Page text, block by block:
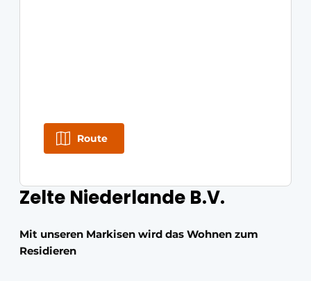
Zelte Niederlande B.V.
Mit unseren Markisen wird das Wohnen zum
Residieren
Route